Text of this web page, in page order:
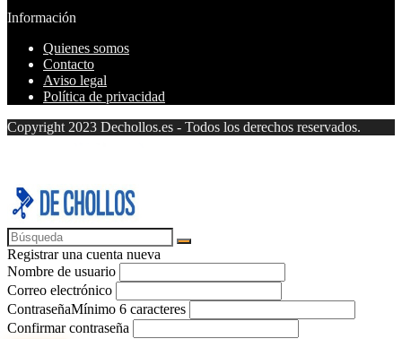
Información
Quienes somos
Contacto
Aviso legal
Política de privacidad
Copyright 2023 Dechollos.es - Todos los derechos reservados.
Registrar una cuenta nueva
Nombre de usuario
Correo electrónico
ContraseñaMínimo 6 caracteres
Confirmar contraseña